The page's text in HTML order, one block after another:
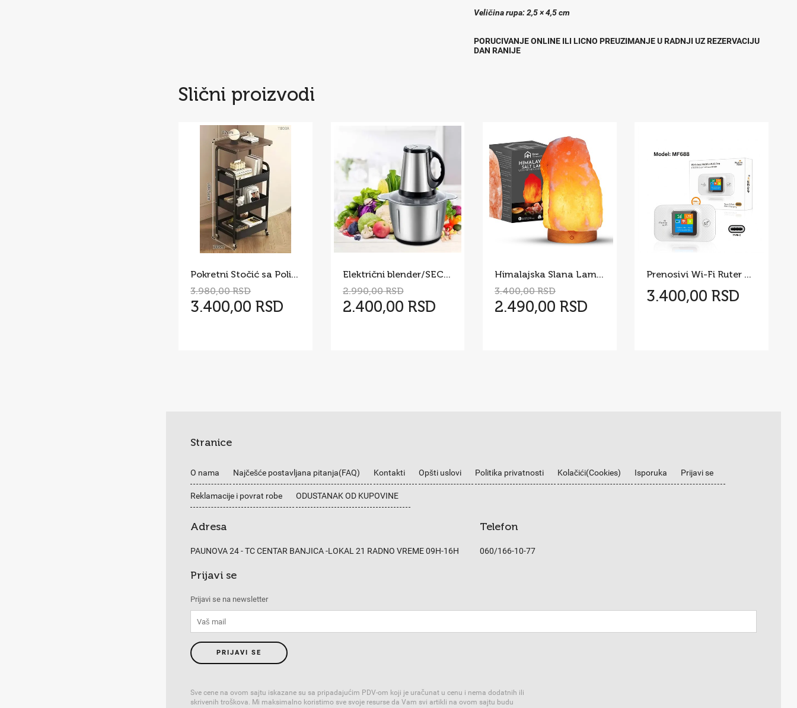
Veličina rupa: 2,5 × 4,5 cm
PORUCIVANJE ONLINE ILI LICNO PREUZIMANJE U RADNJI UZ REZERVACIJU
DAN RANIJE
Slični proizvodi
Pokretni Stočić sa Policama i Drvenom Pločom – Višenamenska
3.980,00 RSD
3.400,00 RSD
Električni blender/SECKO 5 l
2.990,00 RSD
2.400,00 RSD
Himalajska Slana Lampa
3.400,00 RSD
2.490,00 RSD
Prenosivi Wi-Fi Ruter MF688
3.400,00 RSD
Stranice
O nama Najčešće postavljana pitanja(FAQ) Kontakti Opšti uslovi Politika privatnosti Kolačići(Cookies) Isporuka Prijavi se
Reklamacije i povrat robe ODUSTANAK OD KUPOVINE
Adresa
PAUNOVA 24 - TC CENTAR BANJICA -LOKAL 21 RADNO VREME 09H-16H
Telefon
060/166-10-77
Prijavi se
Prijavi se na newsletter
PRIJAVI SE
Sve cene na ovom sajtu iskazane su sa pripadajućim PDV-om koji je uračunat u cenu i nema dodatnih ili
skrivenih troškova. Mi maksimalno koristimo sve svoje resurse da Vam svi artikli na ovom sajtu budu